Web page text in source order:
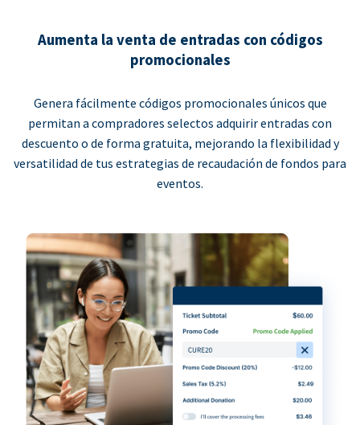
Aumenta la venta de entradas con códigos
promocionales
Genera fácilmente códigos promocionales únicos que
permitan a compradores selectos adquirir entradas con
descuento o de forma gratuita, mejorando la flexibilidad y
versatilidad de tus estrategias de recaudación de fondos para
eventos.